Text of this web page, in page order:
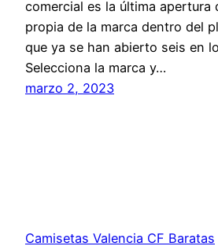
comercial es la última apertura
propia de la marca dentro del
que ya se han abierto seis en
Selecciona la marca y…
marzo 2, 2023
Camisetas Valencia CF Baratas